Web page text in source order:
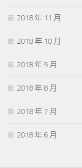
2018 年 11 月
2018 年 10 月
2018 年 9 月
2018 年 8 月
2018 年 7 月
2018 年 6 月